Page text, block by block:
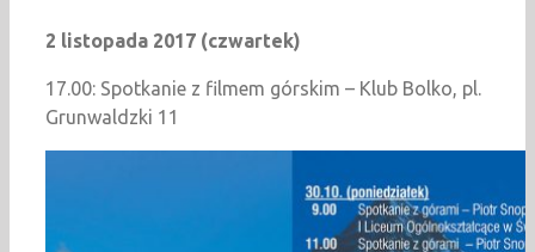
2 listopada 2017 (czwartek)
17.00: Spotkanie z filmem górskim – Klub Bolko, pl.
Grunwaldzki 11